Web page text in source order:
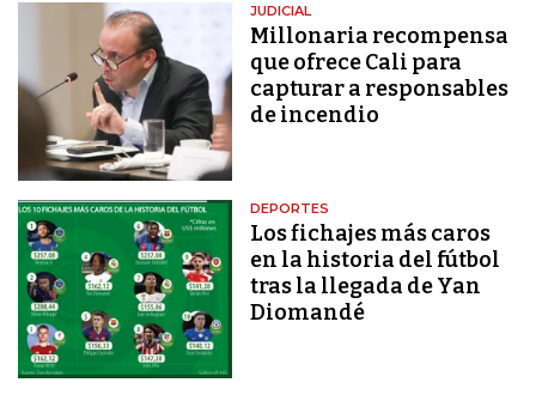
JUDICIAL
Millonaria recompensa
que ofrece Cali para
capturar a responsables
de incendio
DEPORTES
Los fichajes más caros
en la historia del fútbol
tras la llegada de Yan
Diomandé